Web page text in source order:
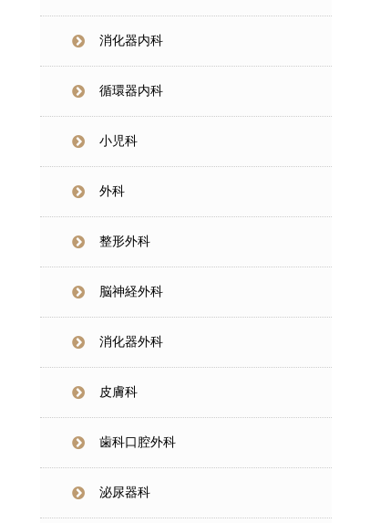
消化器内科
循環器内科
小児科
外科
整形外科
脳神経外科
消化器外科
皮膚科
歯科口腔外科
泌尿器科